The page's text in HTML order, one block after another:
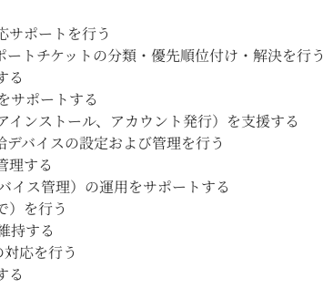
サポートを行う
トチケットの分類・優先順位付け・解決を行う
る
サポートする
ンストール、アカウント発行）を支援する
バイスの設定および管理を行う
理する
ス管理）の運用をサポートする
）を行う
持する
応を行う
る